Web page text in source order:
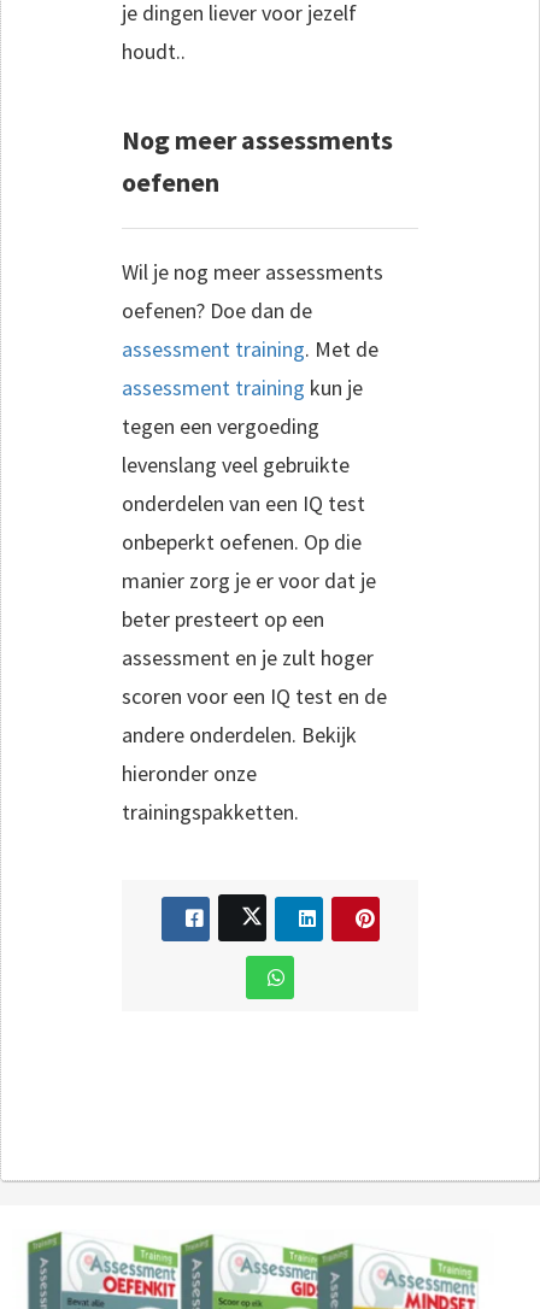
je dingen liever voor jezelf
houdt..
Nog meer assessments
oefenen
Wil je nog meer assessments
oefenen? Doe dan de
assessment training. Met de
assessment training kun je
tegen een vergoeding
levenslang veel gebruikte
onderdelen van een IQ test
onbeperkt oefenen. Op die
manier zorg je er voor dat je
beter presteert op een
assessment en je zult hoger
scoren voor een IQ test en de
andere onderdelen. Bekijk
hieronder onze
trainingspakketten.